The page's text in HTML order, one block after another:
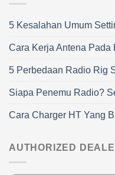
5 Kesalahan Umum
Cara Kerja Antena Pada
5 Perbedaan Radio Rig
Siapa Penemu Radio?
Cara Charger HT Yang
AUTHORIZED